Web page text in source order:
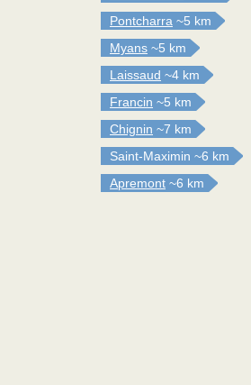
Pontcharra ~5 km
Myans ~5 km
Laissaud ~4 km
Francin ~5 km
Chignin ~7 km
Saint-Maximin ~6 km
Apremont ~6 km